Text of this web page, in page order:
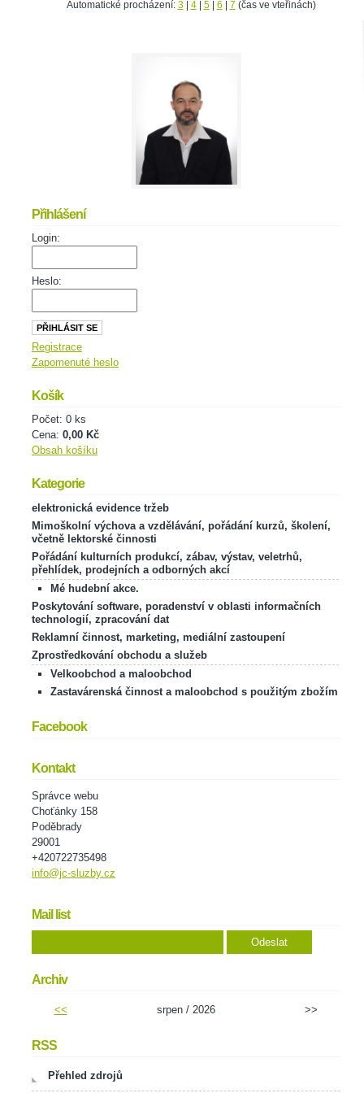
Automatické procházení: 3| 4| 5| 6 7 (čas ve vteřinách)
Přihlášení
Login:
Heslo:
Registrace
Zapomenuté heslo
Košík
Počet: 0 ks
Cena: 0,00 Kč
Obsah košíku
Kategorie
elektronická evidence tržeb
Mimoškolní výchova a vzdělávání, pořádání kurzů, školení,
včetně lektorské činnosti
Pořádání kulturních produkcí, zábav, výstav, veletrhů,
přehlídek, prodejních a odborných akcí
Mé hudební akce.
Poskytování software, poradenství v oblasti informačních
technologií, zpracování dat
Reklamní činnost, marketing, mediální zastoupení
Zprostředkování obchodu a služeb
Velkoobchod a maloobchod
Zastavárenská činnost a maloobchod s použitým zbožím
Facebook
Kontakt
Správce webu
Choťánky 158
Poděbrady
29001
+420722735498
info@jc-sluzby.cz
Mail list
Archiv
<< srpen / 2026 >>
RSS
Přehled zdrojů